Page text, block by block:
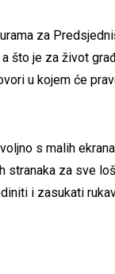
za
što je za život
u kojem će
s malih
stranaka za sve
i zasukati